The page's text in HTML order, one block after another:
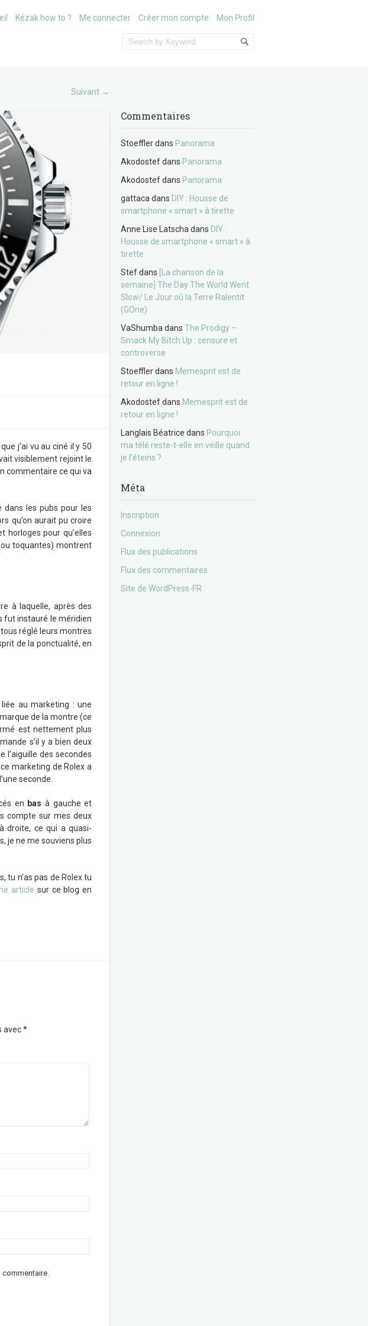
Kézak how to ? Me connecter Créer mon compte Mon Profil
Suivant →
j’ai vu au ciné il y 50
visiblement rejoint le
commentaire ce qui va
dans les pubs pour les
qu’on aurait pu croire
horloges pour qu’elles
toquantes) montrent
à laquelle, après des
fut instauré le méridien
réglé leurs montres
de la ponctualité, en
au marketing : une
de la montre (ce
est nettement plus
s’il y a bien deux
l’aiguille des secondes
marketing de Rolex a
seconde.
en bas à gauche et
compte sur mes deux
ce qui a quasi-
je ne me souviens plus
tu n’as pas de Rolex tu
article sur ce blog en
avec*
Commentaires
Stoefflerdans Panorama
Akodostefdans Panorama
Akodostefdans Panorama
gattaca dans DIY : Housse de
smartphone « smart » à tirette
Anne Lise Latscha dans DIY :
Housse de smartphone « smart » à
tirette
Stefdans
[La chanson de la
semaine] The Day The World Went
Slow/ Le Jour où la Terre Ralentit
(GOne)
VaShumba dansThe Prodigy –
Smack My Bitch Up : censure et
controverse
Stoefflerdans Memesprit est de
retour en ligne !
Akodostefdans Memesprit est de
retour en ligne !
Langlais Béatrice dans Pourquoi
ma télé reste-t-elle en veille quand
je l’éteins ?
Méta
Inscription
Connexion
Flux des publications
Flux des commentaires
Site de WordPress-FR